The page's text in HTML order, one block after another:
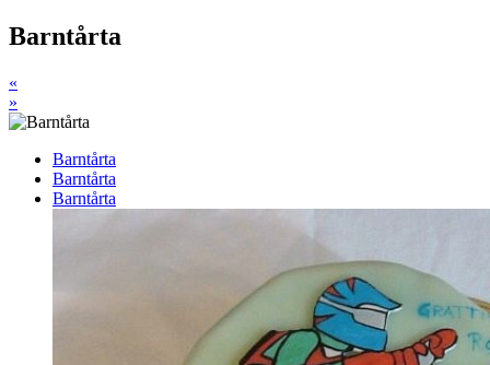
Barntårta
«
»
Barntårta
Barntårta
Barntårta